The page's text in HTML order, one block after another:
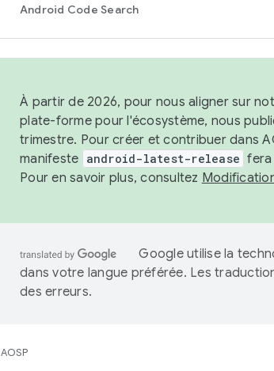
Android Code Search
À partir de 2026, pour nous aligner sur
plate-forme pour l'écosystème, nous
trimestre. Pour créer et contribuer dans
manifeste android-latest-release fera
Pour en savoir plus, consultez
Google utilise la
dans votre langue préférée. Les
des erreurs.
AOSP